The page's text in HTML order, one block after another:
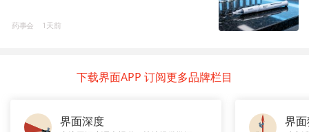
药事会 1天前
下载界面APP 订阅更多品牌栏目
界面深度 界